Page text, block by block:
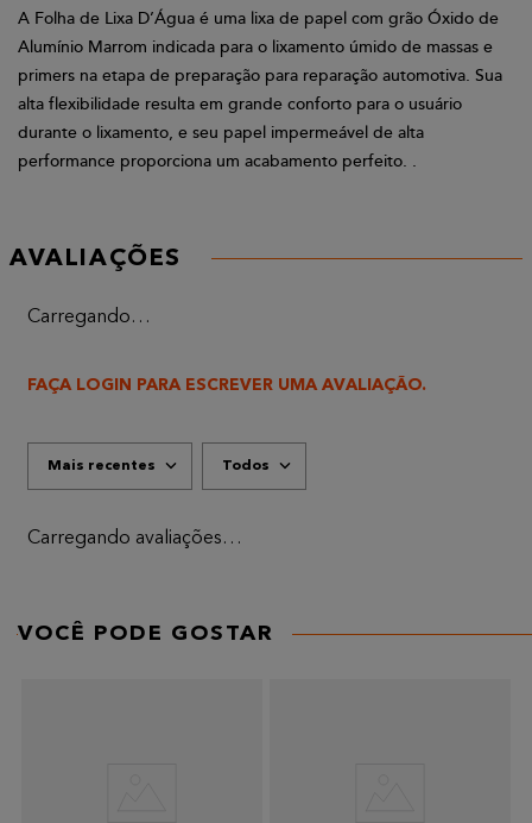
A Folha de Lixa D’Água é uma lixa de papel com grão Óxido de
Alumínio Marrom indicada para o lixamento úmido de massas e
primers na etapa de preparação para reparação automotiva. Sua
alta flexibilidade resulta em grande conforto para o usuário
durante o lixamento, e seu papel impermeável de alta
performance proporciona um acabamento perfeito. .
AVALIAÇÕES
Carregando…
FAÇA LOGIN PARA ESCREVER UMA AVALIAÇÃO.
Mais recentes Todos
Carregando avaliações…
VOCÊ PODE GOSTAR